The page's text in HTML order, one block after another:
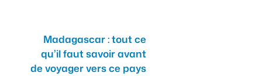
Madagascar : tout ce
qu’il faut savoir avant
de voyager vers ce pays